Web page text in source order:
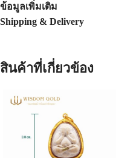
ข้อมูลเพิ่มเติม
Shipping & Delivery
สินค้าที่เกี่ยวข้อง